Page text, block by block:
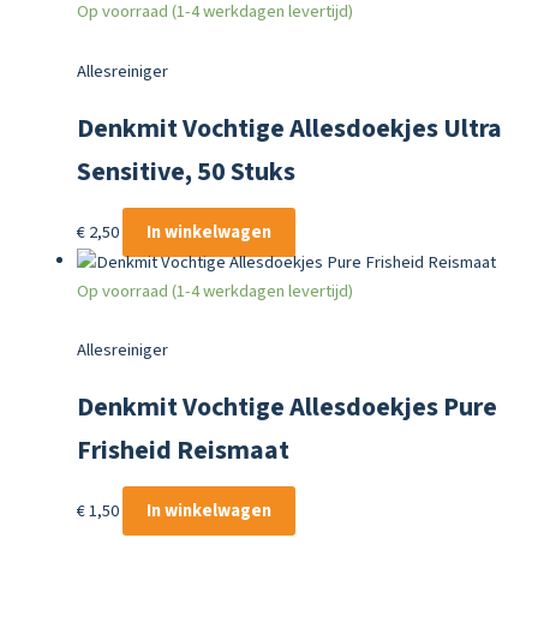
Op voorraad (1-4 werkdagen levertijd)
Allesreiniger
Denkmit Vochtige Allesdoekjes Ultra
Sensitive, 50 Stuks
€2,50 In winkelwagen
Op voorraad (1-4 werkdagen levertijd)
Allesreiniger
Denkmit Vochtige Allesdoekjes Pure
Frisheid Reismaat
€1,50 In winkelwagen